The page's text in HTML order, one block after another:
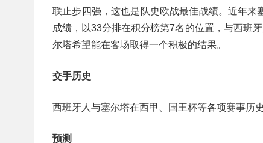
联止步四强，这也是队史欧战最佳战绩。近年
成绩，以33分排在积分榜第7名的位置，与西班
尔塔希望能在客场取得一个积极的结果。
交手历史
西班牙人与塞尔塔在西甲、国王杯等各项赛事历
预测